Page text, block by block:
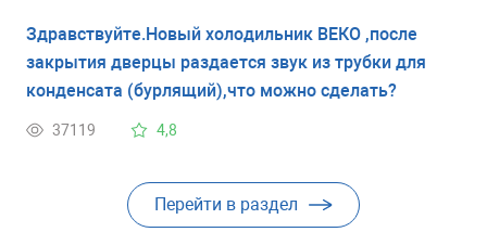
Здравствуйте.Новый холодильник ВЕКО ,после
закрытия дверцы раздается звук из трубки для
конденсата (бурлящий),что можно сделать?
37119 4,8
Перейти в раздел